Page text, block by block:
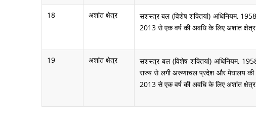
18 अशांत क्षेत्र
सशस्त्र बल (विशेष शक्तियां) अधिनियम,
2013 से एक वर्ष की अवधि के लिए अशांत
19 अशांत क्षेत्र
सशस्त्र बल (विशेष शक्तियां) अधिनियम,
राज्य से लगी अरुणाचल प्रदेश और मेघालय की
2013 से एक वर्ष की अवधि के लिए अशांत